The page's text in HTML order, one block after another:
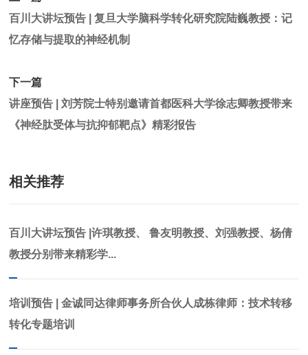
百川大讲坛预告 | 复旦大学脑科学转化研究院陆巍教授：记
忆存储与提取的神经机制
下一篇
讲座预告 | 刘芳院士特别邀请首都医科大学徐志卿教授带来
《神经肽受体与抗抑郁靶点》精彩报告
相关推荐
百川大讲坛预告 |许琪教授、 鲁友明教授、刘强教授、杨倩
教授分别带来精彩学...
培训预告 | 金诚同达律师事务所合伙人成栋律师：技术转移
转化专题培训